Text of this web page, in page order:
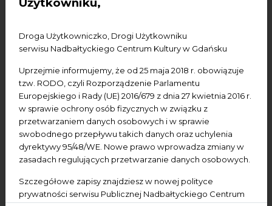
Droga Użytkowniczko, Drogi Użytkowniku
serwisu Nadbałtyckiego Centrum Kultury w Gdańsku
Uprzejmie informujemy, że od 25 maja 2018 r. obowiązuje
tzw. RODO, czyli Rozporządzenie Parlamentu
Europejskiego i Rady (UE) 2016/679 z dnia 27 kwietnia 2016 r.
w sprawie ochrony osób fizycznych w związku z
przetwarzaniem danych osobowych i w sprawie
swobodnego przepływu takich danych oraz uchylenia
dyrektywy 95/48/WE. Nowe prawo wprowadza zmiany w
zasadach regulujących przetwarzanie danych osobowych.
Szczegółowe zapisy znajdziesz w nowej polityce
prywatności serwisu Publicznej Nadbałtyckiego Centrum
oświadczenie
Podcast Pomerania
Pomorze
Warsztaty
wydarzenia bezpłatne
wydarzenia płatne
wydarzenie dostępne
Wydarzenie zewnętrzne
Wykład
Koncerty Wystawy
Data początkowa
Data końcowa
Termin: